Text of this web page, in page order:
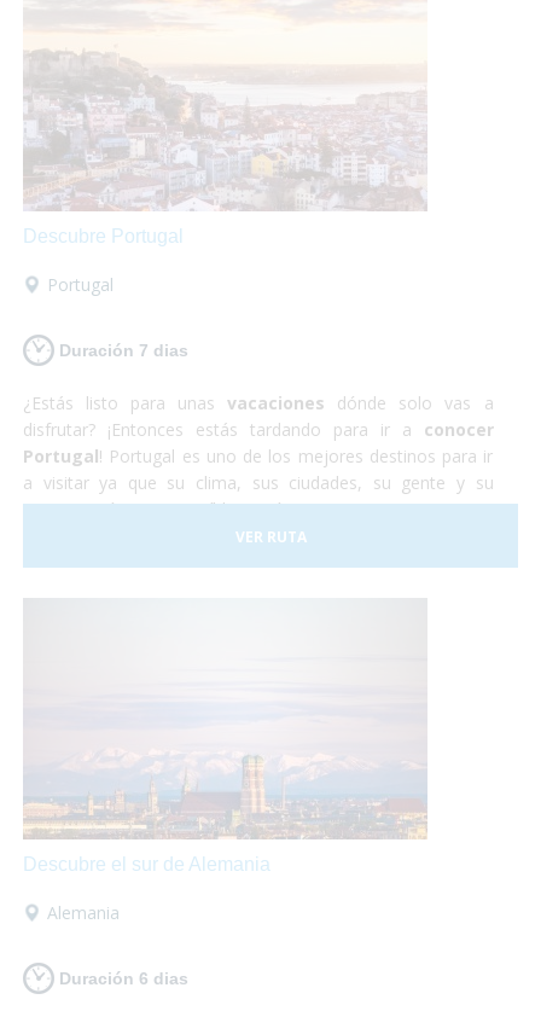
satisfacer todas tus necesidades
el material y la información que requieras para hacer
que estas vacaciones sean las mejores que puedas
tener! Así que escápate a conocer Japón y, ¡Sólo disfruta!
Descubre Portugal
Portugal
Duración 7 dias
¿Estás listo para unasvacaciones dónde solo vas a
disfrutar? ¡Entonces estás tardando para ir a conocer
Portugal! Portugal es uno de los mejores destinos para ir
a visitar ya que su clima, sus ciudades, su gente y su
gastronomía son increíbles. Así que te proponemos una
viaje para que lo puedas descubrir en su totalidad sobre
tusilla de ruedassin problema alguno. ¡No lo dudes más
VER RUTA
Descubre el sur de Alemania
Alemania
Duración 6 dias